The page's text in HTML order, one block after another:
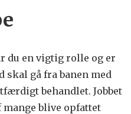
du en vigtig rolle og er
skal gå fra banen med
behandlet. Jobbet
blive opfattet